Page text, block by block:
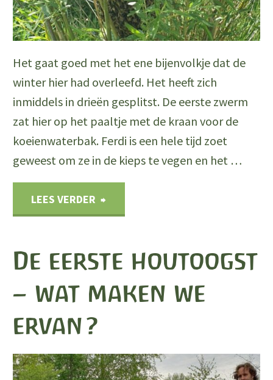
Het gaat goed met het ene bijenvolkje dat de
winter hier had overleefd. Het heeft zich
inmiddels in drieën gesplitst. De eerste zwerm
zat hier op het paaltje met de kraan voor de
koeienwaterbak. Ferdi is een hele tijd zoet
geweest om ze in de kieps te vegen en het …
LEES VERDER "Bijennieuws
zwermverslagen"
De eerste houtoogst
– wat maken we
ervan?